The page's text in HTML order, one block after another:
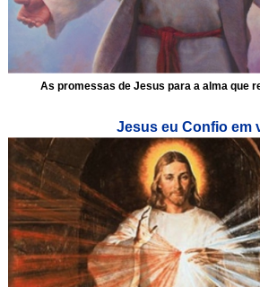
As promessas de Jesus para a alma que
Jesus eu Confio em